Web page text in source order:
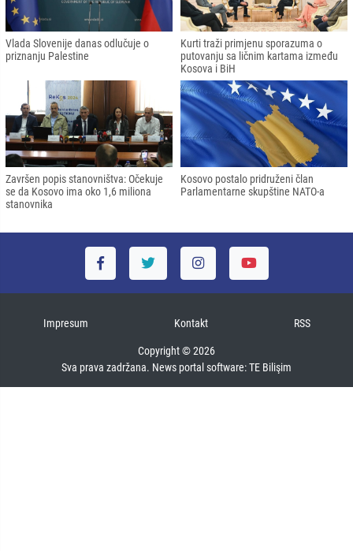
Vlada Slovenije danas odlučuje o
priznanju Palestine
Kurti traži primjenu sporazuma o
putovanju sa ličnim kartama između
Kosova i BiH
Završen popis stanovništva: Očekuje
se da Kosovo ima oko 1,6 miliona
stanovnika
Kosovo postalo pridruženi član
Parlamentarne skupštine NATO-a
Impresum Kontakt RSS
Copyright © 2026
Sva prava zadržana. News portal software:TE Bilişim